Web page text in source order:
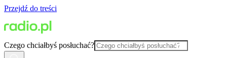
Przejdź do treści
Czego chciałbyś posłuchać?